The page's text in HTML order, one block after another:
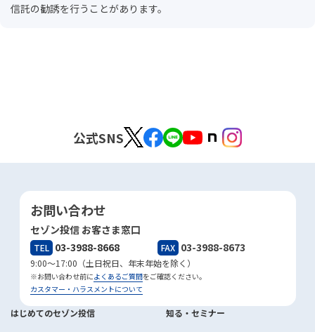
信託の勧誘を行うことがあります。
公式SNS
お問い合わせ
セゾン投信 お客さま窓口
TEL 03-3988-8668 FAX 03-3988-8673
9:00～17:00（土日祝日、年末年始を除く）
※お問い合わせ前によくあるご質問をご確認ください。
カスタマー・ハラスメントについて
はじめてのセゾン投信 知る・セミナー